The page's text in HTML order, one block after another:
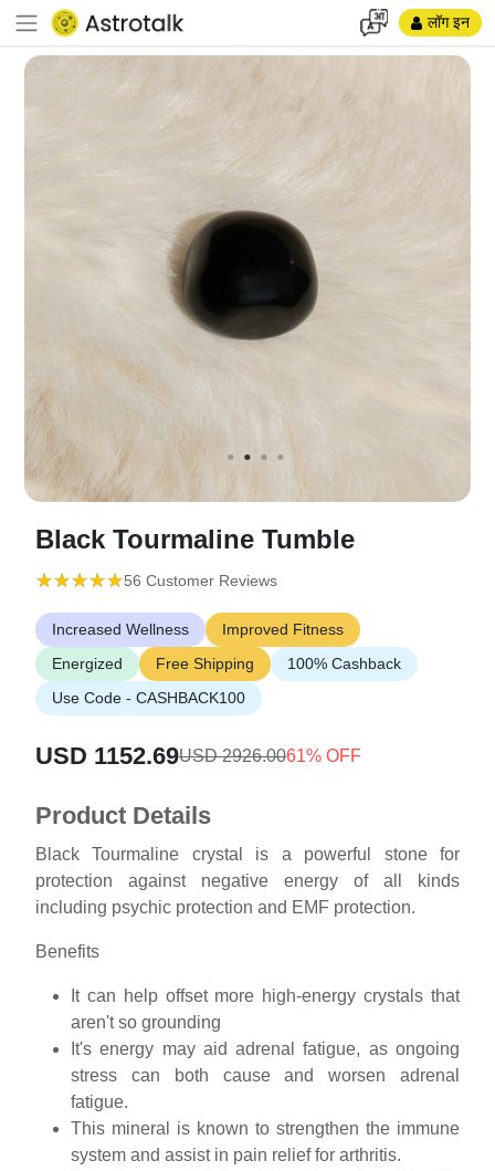
लॉग इन
Black Tourmaline Tumble
(*)
★
★
(*)★
★
(*) ★
★
(*) ★
★
(*) ★
★56 Customer Reviews
Increased Wellness
Improved Fitness
Energized
Free Shipping
100% Cashback
Use Code - CASHBACK100
USD 1152.69USD 2926.0061% OFF
Product Details
Black Tourmaline crystal is a powerful stone for
protection against negative energy of all kinds
including psychic protection and EMF protection.
Benefits
It can help offset more high-energy crystals that
aren't so grounding
It's energy may aid adrenal fatigue, as ongoing
stress can both cause and worsen adrenal
fatigue.
This mineral is known to strengthen the immune
system and assist in pain relief for arthritis.